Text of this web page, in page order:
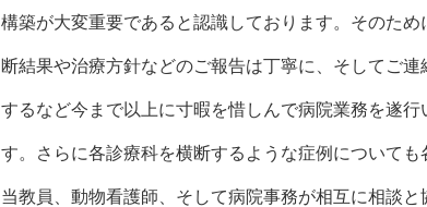
構築が大変重要であると認識しております。そのため
断結果や治療方針などのご報告は丁寧に、そしてご連
するなど今まで以上に寸暇を惜しんで病院業務を遂行
す。さらに各診療科を横断するような症例についても
当教員、動物看護師、そして病院事務が相互に相談と